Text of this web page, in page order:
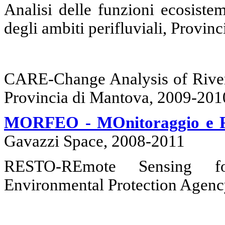
Analisi delle funzioni
degli ambiti perifluviali,
CARE-Change Analysis of
Provincia di Mantova, 2009-
MORFEO - MOnitoraggio e
Gavazzi Space, 2008-2011
RESTO-REmote Sensing
Environmental Protection